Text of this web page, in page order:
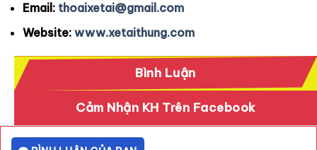
Email: thoaixetai@gmail.com
Website: www.xetaithung.com
Bình Luận
Cảm Nhận KH Trên Facebook